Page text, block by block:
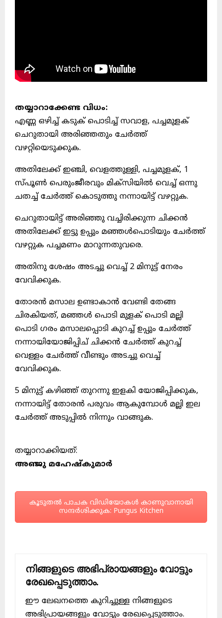
തയ്യാറാക്കേണ്ട വിധം:
എണ്ണ ഒഴിച്ച് കടുക് പൊടിച്ച് സവാള, പച്ചമുളക്
ചെറുതായി അരിഞ്ഞതും ചേർത്ത്
വഴറ്റിയെടുക്കുക.
അതിലേക്ക് ഇഞ്ചി, വെളത്തുള്ളി, പച്ചമുളക്, 1
സ്പൂൺ പെരുംജീരവും മിക്സിയിൽ വെച്ച് ഒന്നു
ചതച്ച് ചേർത്ത് കൊടുത്തു നന്നായിട്ട് വഴറ്റുക.
ചെറുതായിട്ട് അരിഞ്ഞു വച്ചിരിക്കുന്ന ചിക്കൻ
അതിലേക്ക് ഇട്ടു ഉപ്പും മഞ്ഞൾപൊടിയും ചേർത്ത്
വഴറ്റുക പച്ചമണം മാറുന്നതുവരെ.
അതിനു ശേഷം അടച്ചു വെച്ച് 2 മിനുട്ട് നേരം
വേവിക്കുക.
തോരൻ മസാല ഉണ്ടാകാൻ വേണ്ടി തേങ്ങ
ചിരകിയത്, മഞ്ഞൾ പൊടി മുളക് പൊടി മല്ലി
പൊടി ഗരം മസാലപ്പൊടി കുറച്ച് ഉപ്പും ചേർത്ത്
നന്നായിയോജിപ്പിച് ചിക്കൻ ചേർത്ത് കുറച്ച്
വെള്ളം ചേർത്ത് വീണ്ടും അടച്ചു വെച്ച്
വേവിക്കുക.
5 മിനുട്ട് കഴിഞ്ഞ് തുറന്നു ഇളകി യോജിപ്പിക്കുക,
നന്നായിട്ട് തോരൻ പരുവം ആകുമ്പോൾ മല്ലി ഇല
ചേർത്ത് അടുപ്പിൽ നിന്നും വാങ്ങുക.
തയ്യാറാക്കിയത്:
അഞ്ജു മഹേഷ്‌കുമാർ
കൂടുതൽ പാചക വിഡിയോകൾ കാണുവാനായി
സന്ദർശിക്കുക: Pungus Kitchen
നിങ്ങളുടെ അഭിപ്രായങ്ങളും വോട്ടും
രേഖപ്പെടുത്താം.
ഈ ലേഖനത്തെ കുറിച്ചുള്ള നിങ്ങളുടെ
അഭിപ്രായങ്ങളും വോട്ടും രേഖപ്പെടുത്താം.